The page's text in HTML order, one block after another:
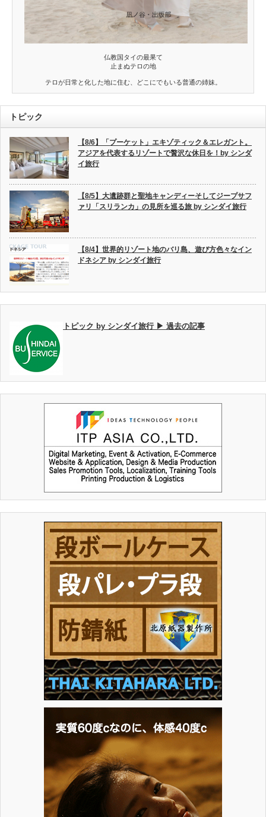
仏教国タイの最果て
止まぬテロの地
テロが日常と化した地に住む、どこにでもいる普通の姉妹。
トピック
【8/6】「プーケット」エキゾティック＆エレガント。
アジアを代表するリゾートで贅沢な休日を！by シンダ
イ旅行
【8/5】大遺跡群と聖地キャンディーそしてジープサフ
ァリ「スリランカ」の見所を巡る旅 by シンダイ旅行
【8/4】世界的リゾート地のバリ島、遊び方色々なイン
ドネシア by シンダイ旅行
トピック by シンダイ旅行 ▶ 過去の記事